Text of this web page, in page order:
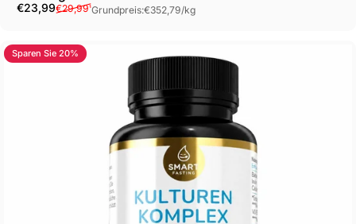
Verkaufspreis
€23,99
Normaler Preis
€29,99¹Grundpreis
Grundpreis:€352,79/kg
5.0
Sparen Sie 20%